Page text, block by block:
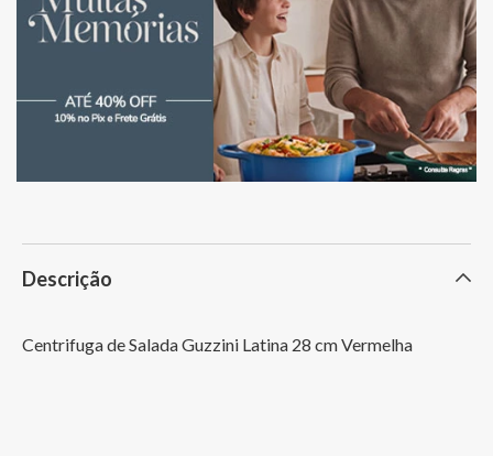
Descrição
Centrifuga de Salada Guzzini Latina 28 cm Vermelha